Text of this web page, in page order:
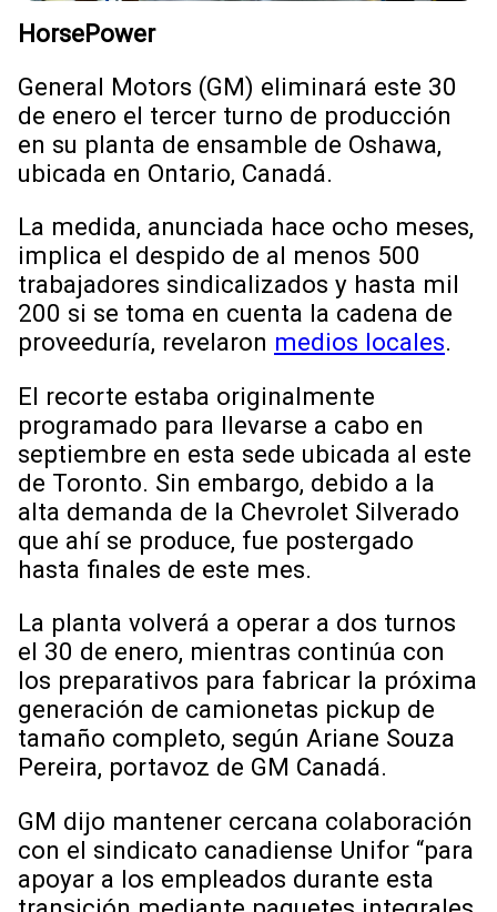
HorsePower
General Motors (GM) eliminará este 30
de enero el tercer turno de producción
en su planta de ensamble de Oshawa,
ubicada en Ontario, Canadá.
La medida, anunciada hace ocho meses,
implica el despido de al menos 500
trabajadores sindicalizados y hasta mil
200 si se toma en cuenta la cadena de
proveeduría, revelaron medios locales.
El recorte estaba originalmente
programado para llevarse a cabo en
septiembre en esta sede ubicada al este
de Toronto. Sin embargo, debido a la
alta demanda de la Chevrolet Silverado
que ahí se produce, fue postergado
hasta finales de este mes.
La planta volverá a operar a dos turnos
el 30 de enero, mientras continúa con
los preparativos para fabricar la próxima
generación de camionetas pickup de
tamaño completo, según Ariane Souza
Pereira, portavoz de GM Canadá.
GM dijo mantener cercana colaboración
con el sindicato canadiense Unifor “para
apoyar a los empleados durante esta